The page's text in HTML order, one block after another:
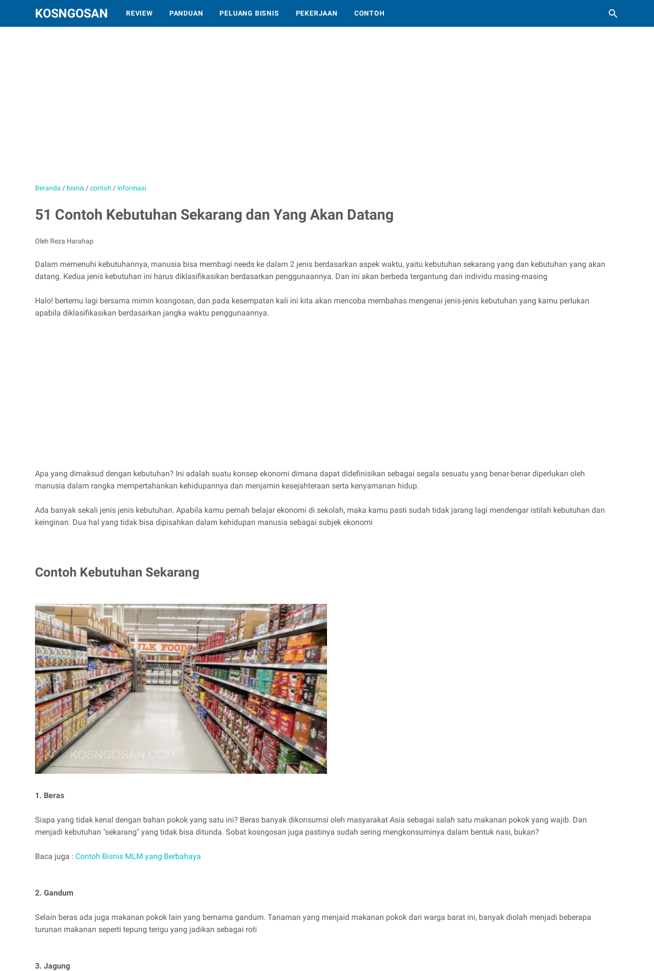
KOSNGOSAN REVIEW PANDUAN PELUANG BISNIS PEKERJAAN CONTOH
Beranda / bisnis /contoh / informasi
51 Contoh Kebutuhan Sekarang dan Yang Akan Datang
Oleh Reza Harahap
Dalam memenuhi kebutuhannya, manusia bisa membagi needs ke dalam 2 jenis berdasarkan aspek waktu, yaitu kebutuhan sekarang yang dan kebutuhan yang akan
datang. Kedua jenis kebutuhan ini harus diklasifikasikan berdasarkan penggunaannya. Dan ini akan berbeda tergantung dari individu masing-masing
Halo! bertemu lagi bersama mimin kosngosan, dan pada kesempatan kali ini kita akan mencoba membahas mengenai jenis-jenis kebutuhan yang kamu perlukan
apabila diklasifikasikan berdasarkan jangka waktu penggunaannya.
Apa yang dimaksud dengan kebutuhan? Ini adalah suatu konsep ekonomi dimana dapat didefinisikan sebagai segala sesuatu yang benar-benar diperlukan oleh
manusia dalam rangka mempertahankan kehidupannya dan menjamin kesejahteraan serta kenyamanan hidup.
Ada banyak sekali jenis jenis kebutuhan. Apabila kamu pernah belajar ekonomi di sekolah, maka kamu pasti sudah tidak jarang lagi mendengar istilah kebutuhan dan
keinginan. Dua hal yang tidak bisa dipisahkan dalam kehidupan manusia sebagai subjek ekonomi
Contoh Kebutuhan Sekarang
1. Beras
Siapa yang tidak kenal dengan bahan pokok yang satu ini? Beras banyak dikonsumsi oleh masyarakat Asia sebagai salah satu makanan pokok yang wajib. Dan
menjadi kebutuhan "sekarang" yang tidak bisa ditunda. Sobat kosngosan juga pastinya sudah sering mengkonsuminya dalam bentuk nasi, bukan?
Baca juga : Contoh Bisnis MLM yang Berbahaya
2. Gandum
Selain beras ada juga makanan pokok lain yang bernama gandum. Tanaman yang menjaid makanan pokok dari warga barat ini, banyak diolah menjadi beberapa
turunan makanan seperti tepung terigu yang jadikan sebagai roti
3. Jagung